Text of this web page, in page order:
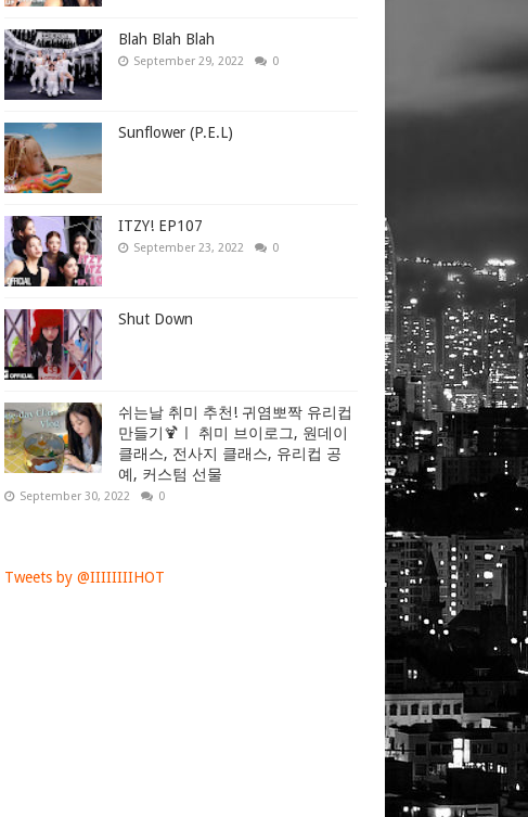
Blah Blah Blah
September 29, 2022 0
Sunflower (P.E.L)
ITZY! EP107
September 23, 2022 0
Shut Down
쉬는날 취미 추천! 귀염뽀짝 유리컵
만들기🍹ㅣ 취미 브이로그, 원데이
클래스, 전사지 클래스, 유리컵 공
예, 커스텀 선물
September 30, 2022 0
Tweets by @IIIIIIIIHOT